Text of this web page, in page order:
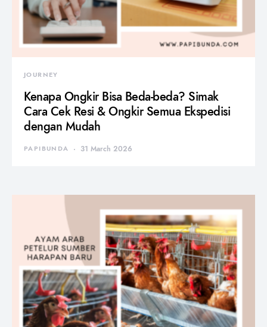
JOURNEY
Kenapa Ongkir Bisa Beda-beda? Simak
Cara Cek Resi & Ongkir Semua Ekspedisi
dengan Mudah
PAPIBUNDA 31 March 2026